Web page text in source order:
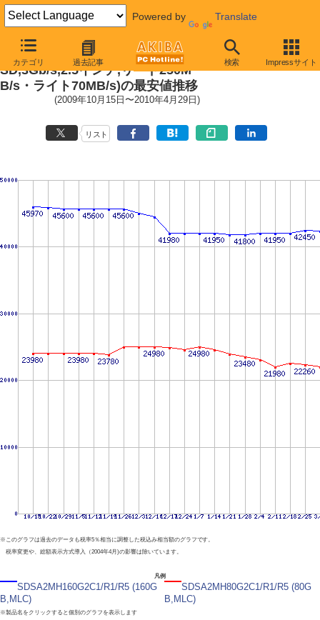
Powered by Translate
カテゴリ 過去記事 検索 Impressサイト
X25-M Mainstream SATA SSD (S
SD,3Gb/s,2.5インチ,リード250M
B/s・ライト70MB/s)の最安値推移
(2009年10月15日〜2010年4月29日)
リスト
※このグラフは過去のデータも税率5％相当に調整した税込み相当額のグラフです。
税率変更や、総額表示方式導入（2004年4月)の影響は除いています。
凡例
SDSA2MH160G2C1/R1/R5 (160G
B,MLC)
SDSA2MH80G2C1/R1/R5 (80G
B,MLC)
※製品名をクリックすると個別のグラフを表示します